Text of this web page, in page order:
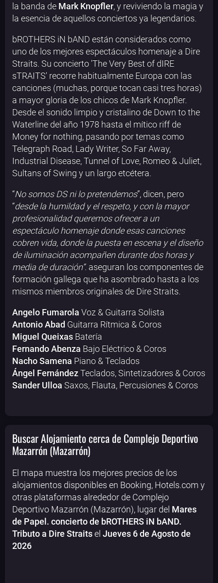
la banda de Mark Knopfler, y reviviendo la magia y
la esencia de aquellos conciertos ya legendarios.
bROTHERS iN bAND están considerados como
uno de los mejores espectáculos homenaje a Dire
Straits. Su concierto 'The Very Best of dIRE
sTRAITS' recorre habitualmente Europa con las
canciones (muchas, porque tocan casi tres horas)
a mayor gloria de los chicos de Mark Knopfler.
Desde el sonido limpio y cristalino de Down to the
Waterline del año 1978 hasta el mítico riff de
Money for nothing, pasando por temas como
Telegraph Road, Lady Writer, So Far Away,
Industrial Disease, Tunnel of Love, Romeo & Juliet,
Sultans of Swing y un largo etcétera.
“No somos DS ni lo pretendemos”, dicen, pero
“desde la humildad y el respeto, y con la mayor
profesionalidad queremos ofrecer a un
espectáculo homenaje donde esas canciones
cobren vida, donde la puesta en escena y el diseño
de iluminación acompañen durante dos horas y
media de duración”. aseguran los componentes de
formación gallega que ha asombrado hasta a los
mismos miembros originales de Dire Straits.
Angelo Fumarola Voz & Guitarra Solista
Antonio Abad Guitarra Rítmica & Coros
Miguel Queixas Batería
Fernando Abenza Bajo Eléctrico & Coros
Nacho Samena Piano & Teclados
Ángel FernándezTeclados, Sintetizadores & Coros
Sander Ulloa Saxos, Flauta, Percusiones & Coros
Buscar Alojamiento cerca de Complejo Deportivo
Mazarrón (Mazarrón)
El mapa muestra los mejores precios de los
alojamientos disponibles en Booking, Hotels.com y
otras plataformas alrededor de Complejo
Deportivo Mazarrón (Mazarrón), lugar del Mares
de Papel. concierto de bROTHERS iN bAND.
Tributo a Dire Straitsel Jueves 6 de Agosto de
2026